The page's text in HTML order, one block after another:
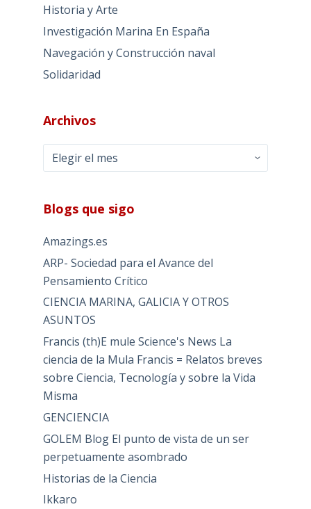
Historia y Arte
Investigación Marina En España
Navegación y Construcción naval
Solidaridad
Archivos
Archivos
Blogs que sigo
Amazings.es
ARP- Sociedad para el Avance del
Pensamiento Crítico
CIENCIA MARINA, GALICIA Y OTROS
ASUNTOS
Francis (th)E mule Science's News La
ciencia de la Mula Francis = Relatos breves
sobre Ciencia, Tecnología y sobre la Vida
Misma
GENCIENCIA
GOLEM Blog El punto de vista de un ser
perpetuamente asombrado
Historias de la Ciencia
Ikkaro